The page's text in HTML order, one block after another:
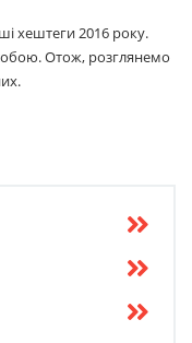
хештеги 2016 року.
Отож, розглянемо